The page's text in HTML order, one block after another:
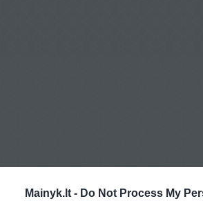
Mainyk.lt - Do Not Process My